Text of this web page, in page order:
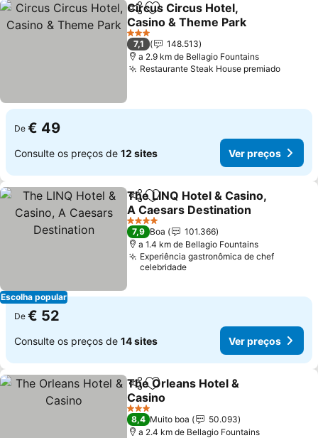
PartilharAdicionar aos favoritos
Circus Circus Hotel,
Casino & Theme Park
Ver preços
3 Estrelas
7,1
148.513
a 2.9 km de Bellagio Fountains
Restaurante Steak House premiadoVer
De € 49
Consulte os preços de 12 sites Ver preços
Escolha popular
PartilharAdicionar aos favoritos
The LINQ Hotel & Casino,
A Caesars Destination
Ver preços
4 Estrelas
7,9 Boa
101.366
a 1.4 km de Bellagio Fountains
Experiência gastronômica de chef
celebridade
De € 52
Consulte os preços de 14 sites Ver preços
PartilharAdicionar aos favoritos
The Orleans Hotel &
Casino
Ver preços
3 Estrelas
8,4 Muito boa
50.093
a 2.4 km de Bellagio Fountains